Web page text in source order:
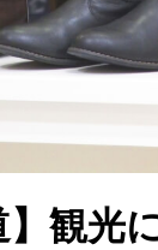
】観光